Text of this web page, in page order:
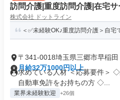
訪問介護|重度訪問介護|在宅
株式会社 ドットライン
＜✅未経験OK♪重度訪問介護＞自
〒341-0018埼玉県三郷市早稲田
月給32万1000円以上
求めている人材 ＜応募要件＞
自動車免許をお持ちの方 ◇...
業界未経験歓迎 +26個